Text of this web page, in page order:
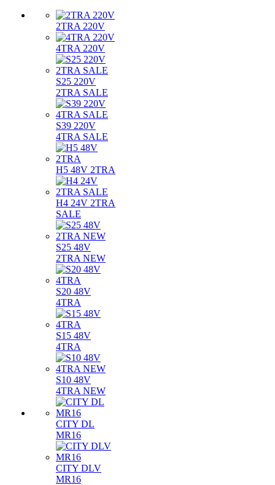
2TRA 220V
4TRA 220V
S25 220V
2TRA SALE
S39 220V
4TRA SALE
H5 48V 2TRA
H4 24V 2TRA
SALE
S25 48V
2TRA NEW
S20 48V
4TRA
S15 48V
4TRA
S10 48V
4TRA NEW
CITY DL
MR16
CITY DLV
MR16